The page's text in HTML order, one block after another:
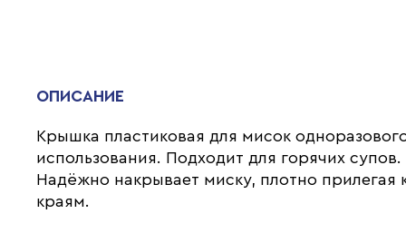
ОПИСАНИЕ
Крышка пластиковая для мисок
использования. Подходит для горячих супов.
Надёжно накрывает миску, плотно прилегая
краям.